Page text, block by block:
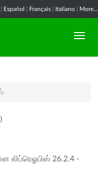
Español Français Italiano More...
லிப்ரெஓபிஸ் 26.2.4 -